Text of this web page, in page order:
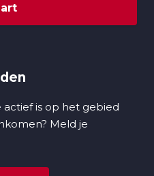
actief is op het gebied
Meld je